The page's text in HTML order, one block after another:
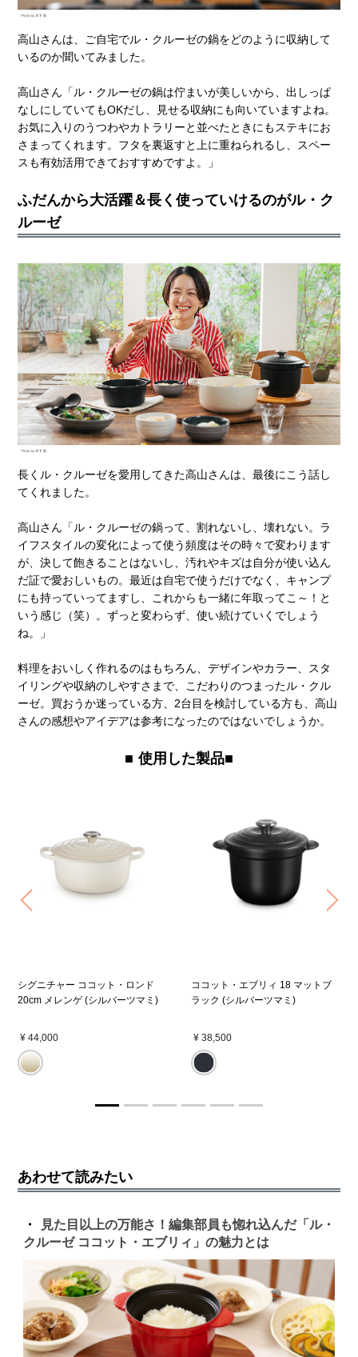
高山さんは、ご自宅でル・クルーゼの鍋をどのように収納して
いるのか聞いてみました。
高山さん「ル・クルーゼの鍋は佇まいが美しいから、出しっぱ
なしにしていてもOKだし、見せる収納にも向いていますよね。
お気に入りのうつわやカトラリーと並べたときにもステキにお
さまってくれます。フタを裏返すと上に重ねられるし、スペー
スも有効活用できておすすめですよ。」
ふだんから大活躍＆長く使っていけるのがル・ク
ルーゼ
長くル・クルーゼを愛用してきた高山さんは、最後にこう話し
てくれました。
高山さん「ル・クルーゼの鍋って、割れないし、壊れない。ラ
イフスタイルの変化によって使う頻度はその時々で変わります
が、決して飽きることはないし、汚れやキズは自分が使い込ん
だ証で愛おしいもの。最近は自宅で使うだけでなく、キャンプ
にも持っていってますし、これからも一緒に年取ってこ～！と
いう感じ（笑）。ずっと変わらず、使い続けていくでしょう
ね。」
料理をおいしく作れるのはもちろん、デザインやカラー、スタ
イリングや収納のしやすさまで、こだわりのつまったル・クル
ーゼ。買おうか迷っている方、2台目を検討している方も、高山
さんの感想やアイデアは参考になったのではないでしょうか。
使用した製品■
シグニチャー ココット・ロンド
20cm メレンゲ (シルバーツマミ)
¥ 44,000
ココット・エブリィ 18 マットブ
ラック (シルバーツマミ)
¥ 38,500
Previous
あわせて読みたい
見た目以上の万能さ！編集部員も惚れ込んだ「ル・
クルーゼ ココット・エブリィ」の魅力とは